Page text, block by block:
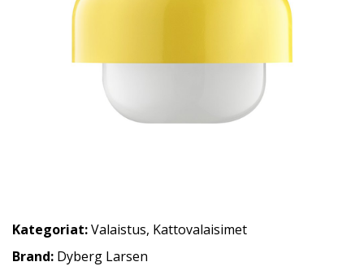
Kategoriat:Valaistus, Kattovalaisimet
Brand: Dyberg Larsen